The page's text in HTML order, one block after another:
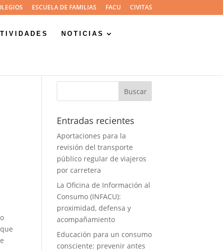
ESCUELA DE FAMILIAS FACU CIVITAS
NOTICIAS
Entradas recientes
Aportaciones para la
revisión del transporte
público regular de viajeros
por carretera
La Oficina de Información al
Consumo (INFACU):
proximidad, defensa y
acompañamiento
Educación para un consumo
consciente: prevenir antes